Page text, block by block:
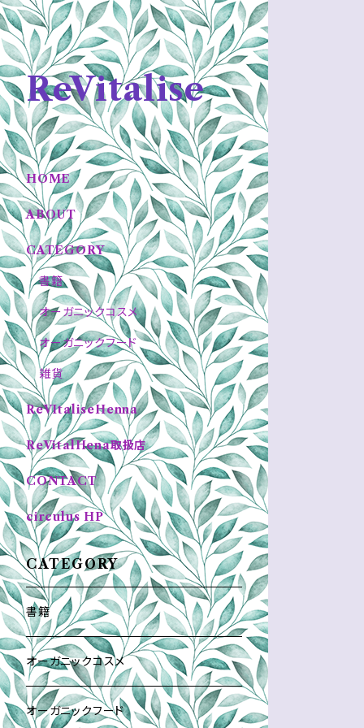
ReVitalise
HOME
ABOUT
CATEGORY
書籍
オーガニックコスメ
オーガニックフード
雑貨
ReVItaliseHenna
ReVitalHena取扱店
CONTACT
circulus HP
CATEGORY
書籍
オーガニックコスメ
オーガニックフード